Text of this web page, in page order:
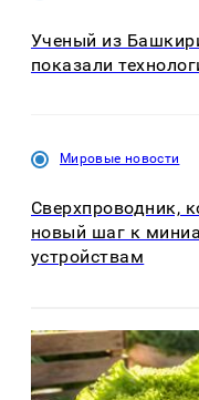
Ученый из
показали
Мировые новости
Сверхпроводник,
новый шаг к
устройствам